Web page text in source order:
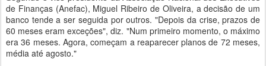
de Finanças (Anefac), Miguel Ribeiro de Oliveira, a decisão de um
banco tende a ser seguida por outros. "Depois da crise, prazos de
60 meses eram exceções", diz. "Num primeiro momento, o máximo
era 36 meses. Agora, começam a reaparecer planos de 72 meses,
média até agosto."